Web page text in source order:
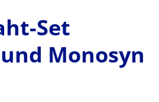
Set
Monosyn